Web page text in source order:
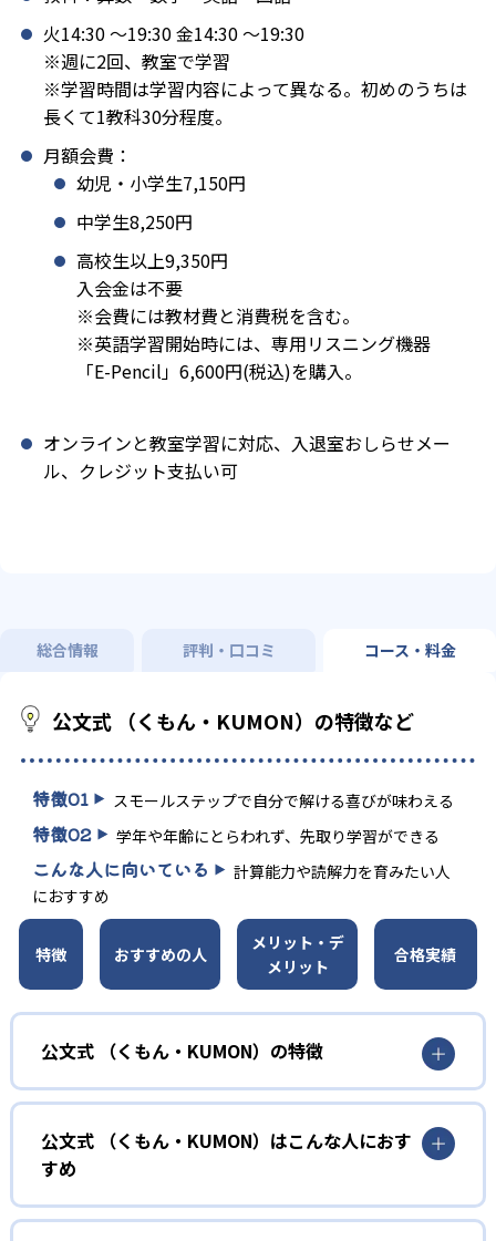
火14:30 〜19:30 金14:30 〜19:30
※週に2回、教室で学習
※学習時間は学習内容によって異なる。初めのうちは
長くて1教科30分程度。
月額会費：
幼児・小学生7,150円
中学生8,250円
高校生以上9,350円
入会金は不要
※会費には教材費と消費税を含む。
※英語学習開始時には、専用リスニング機器
「E-Pencil」6,600円(税込)を購入。
オンラインと教室学習に対応、入退室おしらせメー
ル、クレジット支払い可
総合情報 評判・口コミ コース・料金
公文式 （くもん・KUMON）の特徴など
特徴01 スモールステップで自分で解ける喜びが味わえる
特徴02 学年や年齢にとらわれず、先取り学習ができる
こんな人に向いている
計算能力や読解力を育みたい人
におすすめ
特徴 おすすめの人
メリット・デ
メリット
合格実績
公文式 （くもん・KUMON）の特徴
01
無学年式の学力別学習
KUMONでは、年齢や学年にとらわれずに、一人ひとりの学
力に応じたレベルから学習を始めている。
確実に100点が取れるレベルから少しずつ難易度を上げてい
公文式 （くもん・KUMON）はこんな人におす
すめ
幼児